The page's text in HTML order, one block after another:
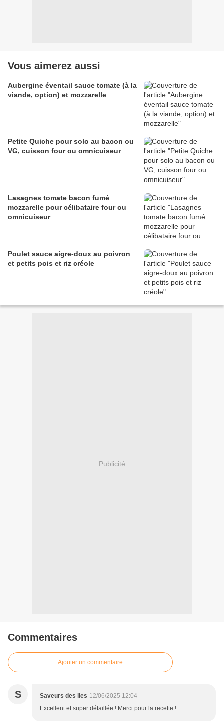
Vous aimerez aussi
Aubergine éventail sauce tomate (à la
viande, option) et mozzarelle
Petite Quiche pour solo au bacon ou
VG, cuisson four ou omnicuiseur
Lasagnes tomate bacon fumé
mozzarelle pour célibataire four ou
omnicuiseur
Poulet sauce aigre-doux au poivron
et petits pois et riz créole
Publicité
Commentaires
Ajouter un commentaire
S Saveurs des iles 12/06/2025 12:04
Excellent et super détaillée ! Merci pour la recette !